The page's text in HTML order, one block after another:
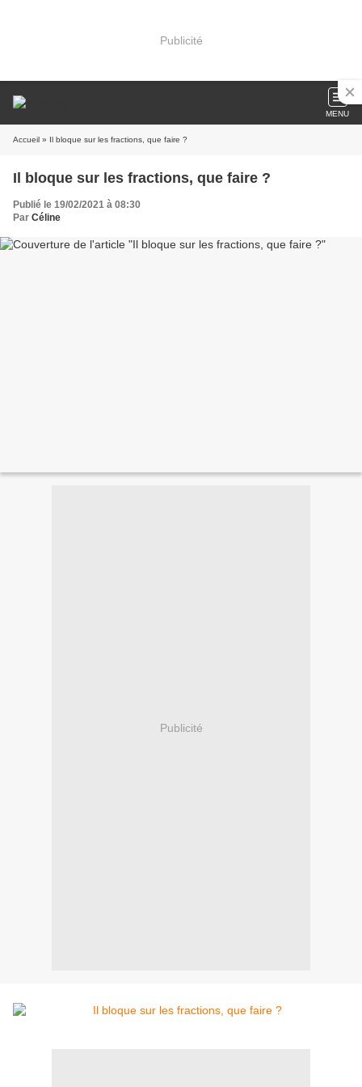
Publicité
MENU
Accueil » Il bloque sur les fractions, que faire ?
Il bloque sur les fractions, que faire ?
Publié le 19/02/2021 à 08:30
Par Céline
Publicité